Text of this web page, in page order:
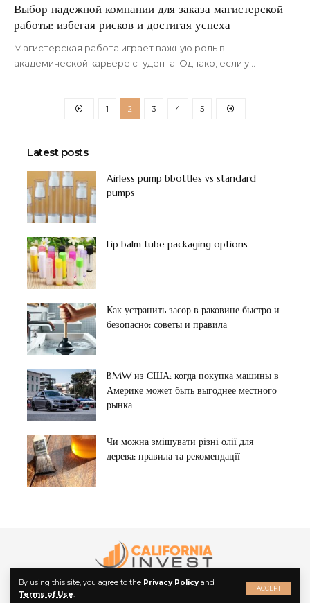
By using this site, you agree to the Privacy Policyand
Terms of Use.
ACCEPT
Выбор надежной компании для заказа магистерской
работы: избегая рисков и достигая успеха
Магистерская работа играет важную роль в
академической карьере студента. Однако, если у
1 2 3 4 5
Latest posts
Airless pump bbottles vs standard
pumps
Lip balm tube packaging options
Как устранить засор в раковине быстро и
безопасно: советы и правила
BMW из США: когда покупка машины в
Америке может быть выгоднее местного
рынка
Чи можна змішувати різні олії для
дерева: правила та рекомендації